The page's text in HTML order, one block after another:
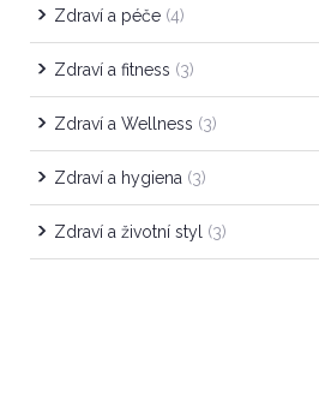
Zdraví a péče (4)
Zdraví a fitness (3)
Zdraví a Wellness (3)
Zdraví a hygiena (3)
Zdraví a životní styl (3)